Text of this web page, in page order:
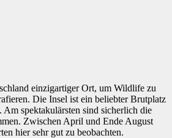
einzigartiger Ort, um Wildlife zu
Die Insel ist ein beliebter Brutplatz
Am spektakulärsten sind sicherlich die
Zwischen April und Ende August
hier sehr gut zu beobachten.